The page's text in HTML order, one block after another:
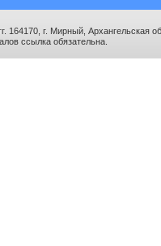
164170, г. Мирный, Архангельская
ссылка обязательна.